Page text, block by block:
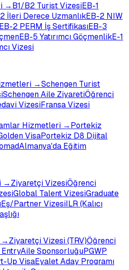
→B1/B2 Turist VizesiEB-1
İleri Derece UzmanlıkEB-2 NIW
EB-2 PERM İş SertifikasıEB-3
EB-5 Yatırımcı GöçmenlikE-1
Vizesi
→Schengen Turist
Schengen Aile ZiyaretiÖğrenci
VizesiFransa Vizesi
Hizmetleri →Portekiz
VisaPortekiz D8 Dijital
Almanya'da Eğitim
→Ziyaretçi VizesiÖğrenci
Global Talent VizesiGraduate
Eş/Partner VizesiILR (Kalıcı
→Ziyaretçi Vizesi (TRV)Öğrenci
Aile SponsorluğuPGWP
Up VisaEyalet Aday Programı